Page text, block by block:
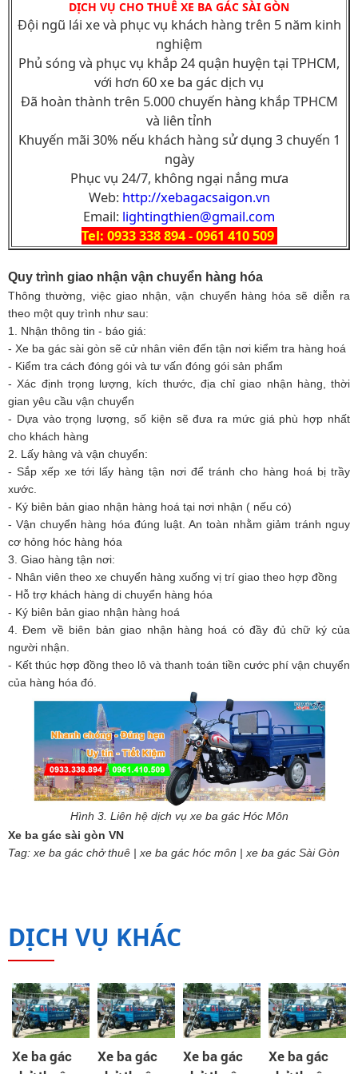
DỊCH VỤ CHO THUÊ XE BA GÁC SÀI GÒN
Đội ngũ lái xe và phục vụ khách hàng trên 5 năm kinh
nghiệm
Phủ sóng và phục vụ khắp 24 quận huyện tại TPHCM,
với hơn 60 xe ba gác dịch vụ
Đã hoàn thành trên 5.000 chuyến hàng khắp TPHCM
và liên tỉnh
Khuyến mãi 30% nếu khách hàng sử dụng 3 chuyến 1
ngày
Phục vụ 24/7, không ngại nắng mưa
Web: http://xebagacsaigon.vn
Email: lightingthien@gmail.com
Tel: 0933 338 894 - 0961 410 509
Quy trình giao nhận vận chuyển hàng hóa
Thông thường, việc giao nhận, vận chuyển hàng hóa sẽ diễn ra
theo một quy trình như sau:
1. Nhận thông tin - báo giá:
- Xe ba gác sài gòn sẽ cử nhân viên đến tận nơi kiểm tra hàng hoá
- Kiểm tra cách đóng gói và tư vấn đóng gói sản phẩm
- Xác định trọng lượng, kích thước, địa chỉ giao nhận hàng, thời
gian yêu cầu vận chuyển
- Dựa vào trọng lượng, số kiện sẽ đưa ra mức giá phù hợp nhất
cho khách hàng
2. Lấy hàng và vận chuyển:
- Sắp xếp xe tới lấy hàng tận nơi để tránh cho hàng hoá bị trầy
xước.
- Ký biên bản giao nhận hàng hoá tại nơi nhận ( nếu có)
- Vận chuyển hàng hóa đúng luật. An toàn nhằm giảm tránh nguy
cơ hỏng hóc hàng hóa
3. Giao hàng tận nơi:
- Nhân viên theo xe chuyển hàng xuống vị trí giao theo hợp đồng
- Hỗ trợ khách hàng di chuyển hàng hóa
- Ký biên bản giao nhận hàng hoá
4. Đem về biên bản giao nhận hàng hoá có đầy đủ chữ ký của
người nhận.
- Kết thúc hợp đồng theo lô và thanh toán tiền cước phí vận chuyển
của hàng hóa đó.
Hình 3. Liên hệ dịch vụ xe ba gác Hóc Môn
Xe ba gác sài gòn VN
Tag: xe ba gác chở thuê | xe ba gác hóc môn | xe ba gác Sài Gòn
DỊCH VỤ KHÁC
Xe ba gác
Xe ba gác
Xe ba gác
Xe ba gác